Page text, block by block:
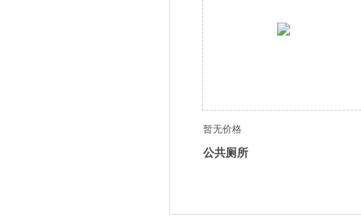
暂无价格
公共厕所